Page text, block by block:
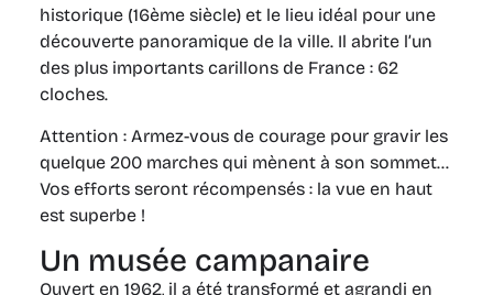
historique (16ème siècle) et le lieu idéal pour une
découverte panoramique de la ville. Il abrite l’un
des plus importants carillons de France : 62
cloches.
Attention : Armez-vous de courage pour gravir les
quelque 200 marches qui mènent à son sommet…
Vos efforts seront récompensés : la vue en haut
est superbe !
Un musée campanaire
Ouvert en 1962, il a été transformé et agrandi en